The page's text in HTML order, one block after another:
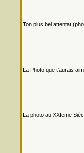
Ton plus bel attentat
La Photo que t'aurais
La photo au XXIeme